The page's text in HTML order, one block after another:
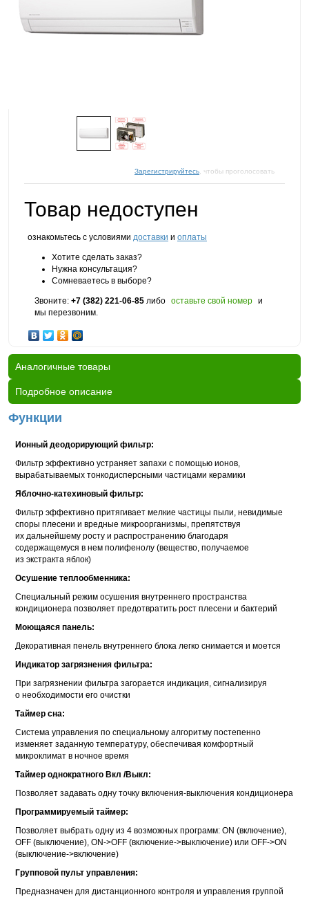
Зарегистрируйтесь , чтобы проголосовать
Товар недоступен
ознакомьтесь с условиями доставки и оплаты
Хотите сделать заказ?
Нужна консультация?
Сомневаетесь в выборе?
Звоните: +7 (382) 221-06-85 либо оставьте свой номер и
мы перезвоним.
Аналогичные товары
Подробное описание
Функции
Ионный деодорирующий фильтр:
Фильтр эффективно устраняет запахи с помощью ионов,
вырабатываемых тонкодисперсными частицами керамики
Яблочно-катехиновый фильтр:
Фильтр эффективно притягивает мелкие частицы пыли, невидимые
споры плесени и вредные микроорганизмы, препятствуя
их дальнейшему росту и распространению благодаря
содержащемуся в нем полифенолу (вещество, получаемое
из экстракта яблок)
Осушение теплообменника:
Специальный режим осушения внутреннего пространства
кондиционера позволяет предотвратить рост плесени и бактерий
Моющаяся панель:
Декоративная пенель внутреннего блока легко снимается и моется
Индикатор загрязнения фильтра:
При загрязнении фильтра загорается индикация, сигнализируя
о необходимости его очистки
Таймер сна:
Система управления по специальному алгоритму постепенно
изменяет заданную температуру, обеспечивая комфортный
микроклимат в ночное время
Таймер однократного Вкл /Выкл:
Позволяет задавать одну точку включения-выключения кондиционера
Программируемый таймер:
Позволяет выбрать одну из 4 возможных программ: ON (включение),
OFF (выключение), ON->OFF (включение->выключение) или OFF->ON
(выключение->включение)
Групповой пульт управления:
Предназначен для дистанционного контроля и управления группой